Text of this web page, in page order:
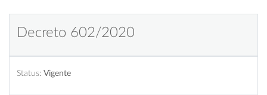
Decreto 602/2020
Status: Vigente